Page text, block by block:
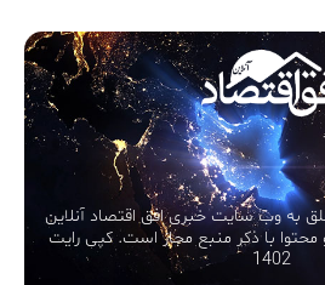
به وب سایت خبری افق اقتصاد آنلاین
محتوا با ذکر منبع مجاز است. کپی رایت
1402